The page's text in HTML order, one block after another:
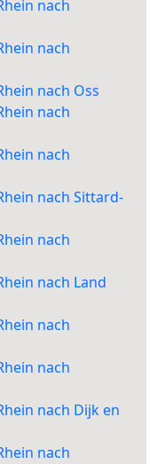
nach
nach
nach Oss
nach
nach
nach Sittard-
nach
nach Land
nach
nach
nach Dijk en
nach